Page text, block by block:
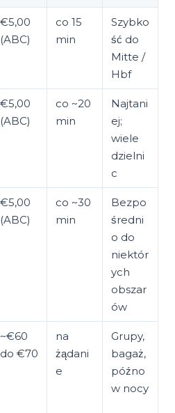
€5,00
(ABC)
co 15
min
Szybko
ść do
Mitte /
Hbf
€5,00
(ABC)
co ~20
min
Najtani
ej;
wiele
dzielni
c
€5,00
(ABC)
co ~30
min
Bezpo
średni
o do
niektór
ych
obszar
ów
~€60
do €70
na
żądani
e
Grupy,
bagaż,
późno
w nocy